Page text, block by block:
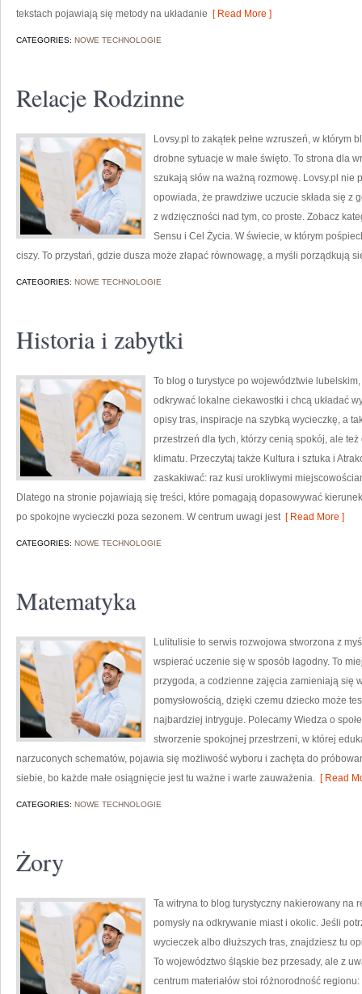
tekstach pojawiają się metody na układanie [ Read More ]
CATEGORIES: NOWE TECHNOLOGIE
Relacje Rodzinne
Lovsy.pl to zakątek pełne wzruszeń, w którym
drobne sytuacje w małe święto. To strona dla
szukają słów na ważną rozmowę. Lovsy.pl nie
opowiada, że prawdziwe uczucie składa się z
z wdzięczności nad tym, co proste. Zobacz
Sensu i Cel Życia. W świecie, w którym
ciszy. To przystań, gdzie dusza może złapać równowagę, a myśli porządkują
CATEGORIES: NOWE TECHNOLOGIE
Historia i zabytki
To blog o turystyce po województwie
odkrywać lokalne ciekawostki i chcą układać
opisy tras, inspiracje na szybką wycieczkę, a
przestrzeń dla tych, którzy cenią spokój, ale
klimatu. Przeczytaj także Kultura i sztuka i
zaskakiwać: raz kusi urokliwymi
Dlatego na stronie pojawiają się treści, które pomagają dopasowywać
po spokojne wycieczki poza sezonem. W centrum uwagi jest[ Read More ]
CATEGORIES: NOWE TECHNOLOGIE
Matematyka
Lulitulisie to serwis rozwojowa stworzona z
wspierać uczenie się w sposób łagodny. To
przygoda, a codzienne zajęcia zamieniają się
pomysłowością, dzięki czemu dziecko może
najbardziej intryguje. Polecamy Wiedza o
stworzenie spokojnej przestrzeni, w której
narzuconych schematów, pojawia się możliwość wyboru i zachęta do
siebie, bo każde małe osiągnięcie jest tu ważne i warte zauważenia. [ Read
CATEGORIES: NOWE TECHNOLOGIE
Żory
Ta witryna to blog turystyczny nakierowany na
pomysły na odkrywanie miast i okolic. Jeśli
wycieczek albo dłuższych tras, znajdziesz tu
To województwo śląskie bez przesady, ale z
centrum materiałów stoi różnorodność